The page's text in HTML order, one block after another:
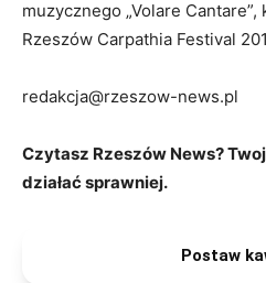
muzycznego „Volare
Rzeszów Carpathia Festival
redakcja@rzeszow-news.pl
Czytasz Rzeszów News?
działać sprawniej.
Postaw